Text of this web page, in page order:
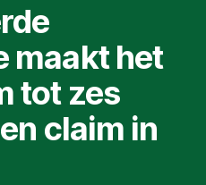
maakt het
tot zes
claim in